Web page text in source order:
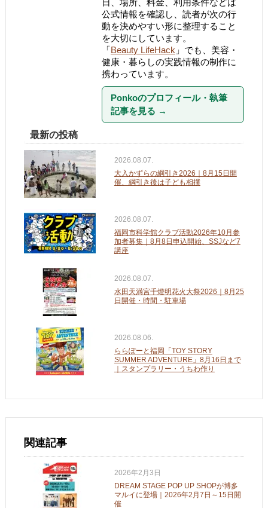
日、場所、料金、利用条件などは
公式情報を確認し、読者が次の行
動を決めやすい形に整理すること
を大切にしています。
「Beauty LifeHack 」でも、美容・
健康・暮らしの実践情報の制作に
携わっています。
Ponkoのプロフィール・執筆
記事を見る →
最新の投稿
2026.08.07.
大入かずらの綱引き2026｜8月15日開
催、綱引き後は子ども相撲
2026.08.07.
福岡市科学館クラブ活動2026年10月参
加者募集｜8月8日申込開始、SSJなど7
講座
2026.08.07.
水田天満宮千燈明花火大祭2026｜8月25
日開催・時間・駐車場
2026.08.06.
ららぽーと福岡「TOY STORY
SUMMER ADVENTURE」8月16日まで
｜スタンプラリー・うちわ作り
関連記事
2026年2月3日
DREAM STAGE POP UP SHOPが博多
マルイに登場｜2026年2月7日～15日開
催